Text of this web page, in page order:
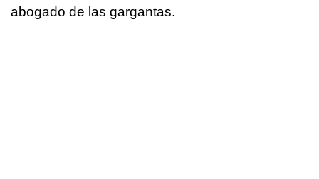
abogado de las gargantas.